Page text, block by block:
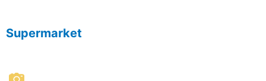
Supermarket